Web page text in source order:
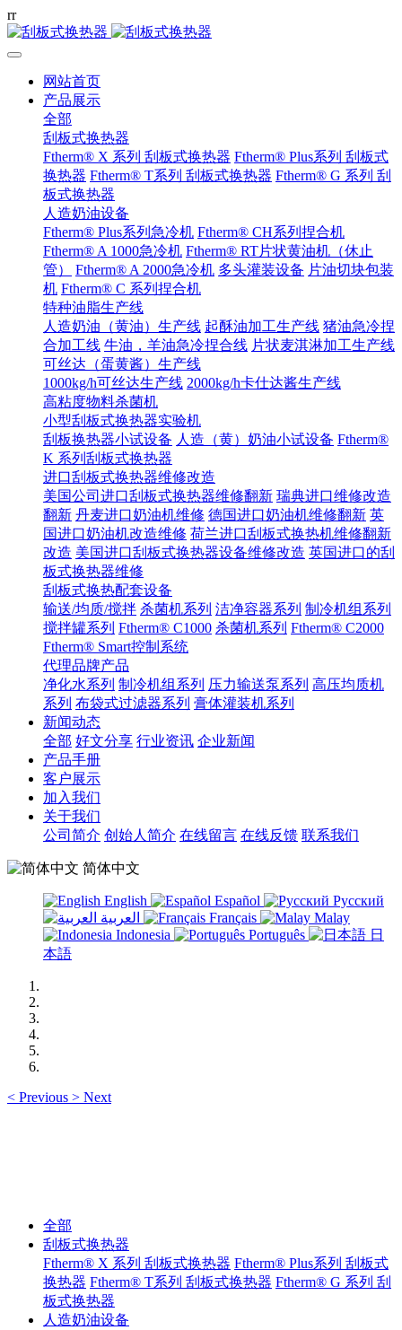
rr
网站首页
产品展示
全部
刮板式换热器
Ftherm® X 系列 刮板式换热器 Ftherm® Plus系列 刮板式
换热器 Ftherm® T系列 刮板式换热器 Ftherm® G 系列 刮
板式换热器
人造奶油设备
Ftherm® Plus系列急冷机 Ftherm® CH系列捏合机
Ftherm® A 1000急冷机 Ftherm® RT片状黄油机（休止
管）
Ftherm® A 2000急冷机 多头灌装设备 片油切块包装
机 Ftherm® C 系列捏合机
特种油脂生产线
人造奶油（黄油）生产线 起酥油加工生产线 猪油急冷捏
合加工线 牛油，羊油急冷捏合线 片状麦淇淋加工生产线
可丝达（蛋黄酱）生产线
1000kg/h可丝达生产线 2000kg/h卡仕达酱生产线
高粘度物料杀菌机
小型刮板式换热器实验机
刮板换热器小试设备 人造（黄）奶油小试设备 Ftherm®
K 系列刮板式换热器
进口刮板式换热器维修改造
美国公司进口刮板式换热器维修翻新 瑞典进口维修改造
翻新 丹麦进口奶油机维修 德国进口奶油机维修翻新 英
国进口奶油机改造维修 荷兰进口刮板式换热机维修翻新
改造 美国进口刮板式换热器设备维修改造 英国进口的刮
板式换热器维修
刮板式换热配套设备
输送/均质/搅拌 杀菌机系列 洁净容器系列 制冷机组系列
搅拌罐系列 Ftherm® C1000 杀菌机系列 Ftherm® C2000
Ftherm® Smart控制系统
代理品牌产品
净化水系列 制冷机组系列 压力输送泵系列 高压均质机
系列 布袋式过滤器系列 膏体灌装机系列
新闻动态
全部 好文分享 行业资讯 企业新闻
产品手册
客户展示
加入我们
关于我们
公司简介 创始人简介 在线留言 在线反馈 联系我们
简体中文
English Español
Русский
Français
Malay
Indonesia
Português
日
本語
< Previous > Next
全部
刮板式换热器
Ftherm® X 系列 刮板式换热器 Ftherm® Plus系列 刮板式
换热器 Ftherm® T系列 刮板式换热器 Ftherm® G 系列 刮
板式换热器
人造奶油设备